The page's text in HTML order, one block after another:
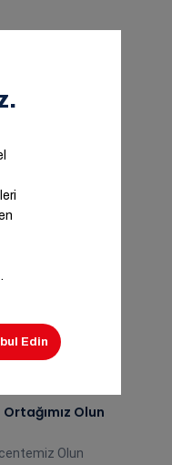
Ortağımız Olun
Olun